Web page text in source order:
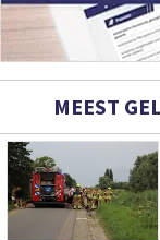
MEEST